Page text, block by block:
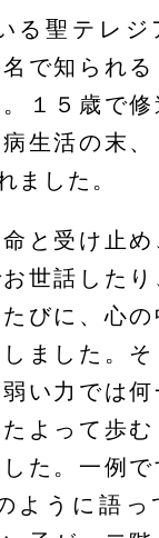
る聖テレジ
で知られ
１５歳で修
生活の末、
ました。
と受け止
世話したり
びに、心の
ました。そ
い力では何
よって歩む
た。一例で
ように語っ